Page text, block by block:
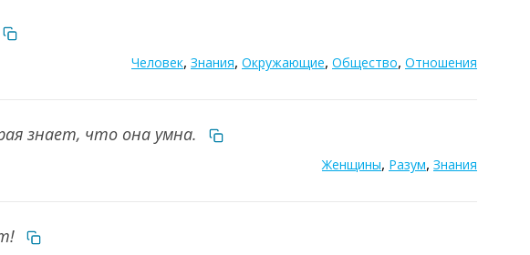
Человек, Знания, Окружающие, Общество, Отношения
знает, что она умна.
Женщины, Разум, Знания